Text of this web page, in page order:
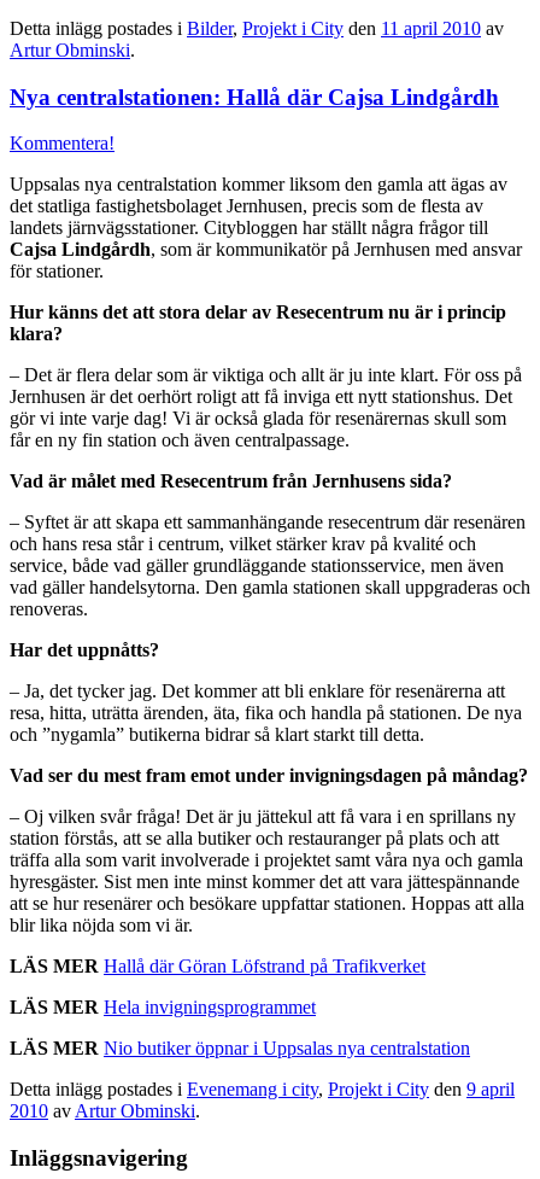
Detta inlägg postades i Bilder, Projekt i City den 11 april 2010 av
Artur Obminski.
Nya centralstationen: Hallå där Cajsa Lindgårdh
Kommentera!
Uppsalas nya centralstation kommer liksom den gamla att ägas av
det statliga fastighetsbolaget Jernhusen, precis som de flesta av
landets järnvägsstationer. Citybloggen har ställt några frågor till
Cajsa Lindgårdh, som är kommunikatör på Jernhusen med ansvar
för stationer.
Hur känns det att stora delar av Resecentrum nu är i princip
klara?
– Det är flera delar som är viktiga och allt är ju inte klart. För oss på
Jernhusen är det oerhört roligt att få inviga ett nytt stationshus. Det
gör vi inte varje dag! Vi är också glada för resenärernas skull som
får en ny fin station och även centralpassage.
Vad är målet med Resecentrum från Jernhusens sida?
– Syftet är att skapa ett sammanhängande resecentrum där resenären
och hans resa står i centrum, vilket stärker krav på kvalité och
service, både vad gäller grundläggande stationsservice, men även
vad gäller handelsytorna. Den gamla stationen skall uppgraderas och
renoveras.
Har det uppnåtts?
– Ja, det tycker jag. Det kommer att bli enklare för resenärerna att
resa, hitta, uträtta ärenden, äta, fika och handla på stationen. De nya
och ”nygamla” butikerna bidrar så klart starkt till detta.
Vad ser du mest fram emot under invigningsdagen på måndag?
– Oj vilken svår fråga! Det är ju jättekul att få vara i en sprillans ny
station förstås, att se alla butiker och restauranger på plats och att
träffa alla som varit involverade i projektet samt våra nya och gamla
hyresgäster. Sist men inte minst kommer det att vara jättespännande
att se hur resenärer och besökare uppfattar stationen. Hoppas att alla
blir lika nöjda som vi är.
LÄS MER Hallå där Göran Löfstrand på Trafikverket
LÄS MER Hela invigningsprogrammet
LÄS MER Nio butiker öppnar i Uppsalas nya centralstation
Detta inlägg postades i Evenemang i city, Projekt i City den 9 april
2010 av Artur Obminski.
Inläggsnavigering